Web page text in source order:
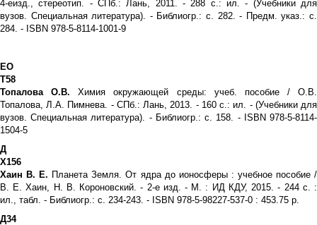
4-еизд., стереотип. - СПб.: Лань, 2011. - 288 с.: ил. - (Учебники для
вузов. Специальная литература). - Библиогр.: с. 282. - Предм. указ.: с.
284. - ISBN 978-5-8114-1001-9
EO
Т58
Топалова О.В. Химия окружающей среды: учеб. пособие / О.В.
Топалова, Л.А. Пимнева. - СПб.: Лань, 2013. - 160 с.: ил. - (Учебники для
вузов. Специальная литература). - Библиогр.: с. 158. - ISBN 978-5-8114-
1504-5
Д
Х156
Хаин В. Е. Планета Земля. От ядра до ионосферы : учебное пособие /
В. Е. Хаин, Н. В. Короновский. - 2-е изд. - М. : ИД КДУ, 2015. - 244 с. :
ил., табл. - Библиогр.: с. 234-243. - ISBN 978-5-98227-537-0 : 453.75 р.
Д34